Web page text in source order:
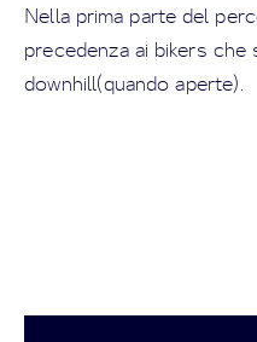
Nella prima parte del
precedenza ai bikers
downhill(quando aperte).